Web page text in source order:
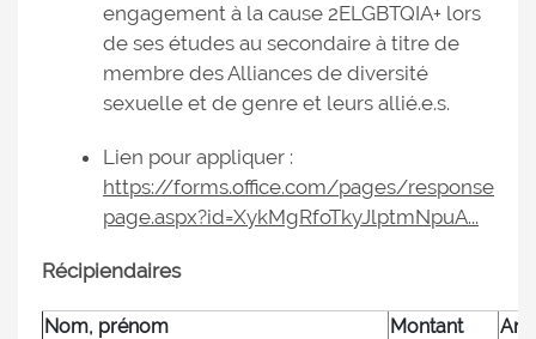
engagement à la cause 2ELGBTQIA+ lors
de ses études au secondaire à titre de
membre des Alliances de diversité
sexuelle et de genre et leurs allié.e.s.
Lien pour appliquer :
https://forms.office.com/pages/response
page.aspx?id=XykMgRfoTkyJlptmNpuA...
Récipiendaires
Nom, prénom Montant